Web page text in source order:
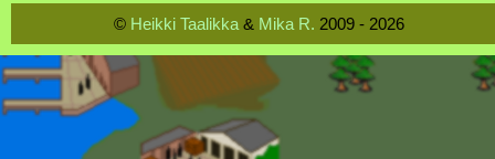
© Heikki Taalikka& Mika R. 2009 - 2026